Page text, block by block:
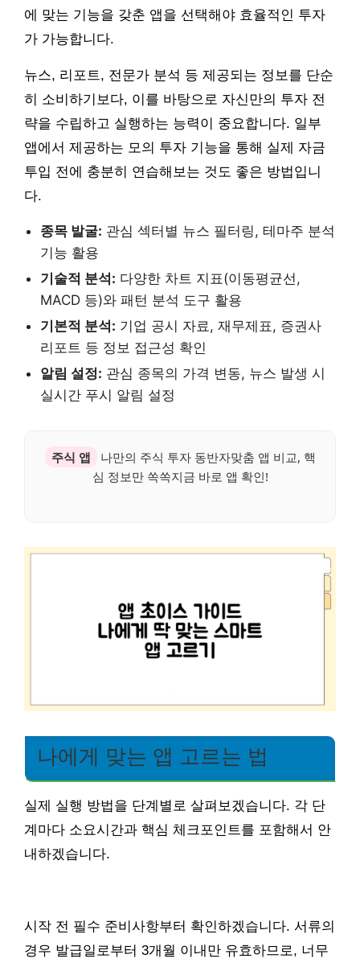
에 맞는 기능을 갖춘 앱을 선택해야 효율적인 투자
가 가능합니다.
뉴스, 리포트, 전문가 분석 등 제공되는 정보를 단순
히 소비하기보다, 이를 바탕으로 자신만의 투자 전
략을 수립하고 실행하는 능력이 중요합니다. 일부
앱에서 제공하는 모의 투자 기능을 통해 실제 자금
투입 전에 충분히 연습해보는 것도 좋은 방법입니
다.
종목 발굴: 관심 섹터별 뉴스 필터링, 테마주 분석
기능 활용
기술적 분석: 다양한 차트 지표(이동평균선,
MACD 등)와 패턴 분석 도구 활용
기본적 분석: 기업 공시 자료, 재무제표, 증권사
리포트 등 정보 접근성 확인
알림 설정: 관심 종목의 가격 변동, 뉴스 발생 시
실시간 푸시 알림 설정
주식 앱
나만의 주식 투자 동반자맞춤 앱 비교, 핵
심 정보만 쏙쏙지금 바로 앱 확인!
나에게 맞는 앱 고르는 법
실제 실행 방법을 단계별로 살펴보겠습니다. 각 단
계마다 소요시간과 핵심 체크포인트를 포함해서 안
내하겠습니다.
시작 전 필수 준비사항부터 확인하겠습니다. 서류의
경우 발급일로부터 3개월 이내만 유효하므로, 너무